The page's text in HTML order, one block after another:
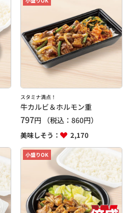
スタミナ満点！
牛カルビ＆ホルモン重
797円 （税込：860円）
美味しそう： 2,170
小盛りOK